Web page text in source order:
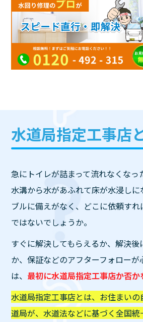
水道局指定工事店
急にトイレが詰まって流れなくな
水溝から水があふれて床が水浸しに
ブルに備えがなく、どこに依頼す
ではないでしょうか。
すぐに解決してもらえるか、解決
か、保証などのアフターフォローが
は、 最初に水道局指定工事店か否か
水道局指定工事店とは、お住まい
道局が、水道法などに基づく全国